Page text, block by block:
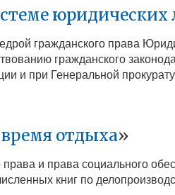
юридических
гражданского права
гражданского
и при Генеральной
отдыха»
и права социального
книг по